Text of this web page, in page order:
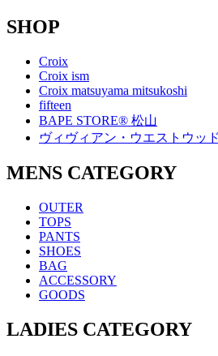
SHOP
Croix
Croix ism
Croix matsuyama mitsukoshi
fifteen
BAPE STORE® 松山
ヴィヴィアン・ウエストウッ
MENS CATEGORY
OUTER
TOPS
PANTS
SHOES
BAG
ACCESSORY
GOODS
LADIES CATEGORY